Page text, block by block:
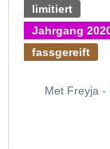
limitiert
Jahrgang
fassgereift
Met Freyja -